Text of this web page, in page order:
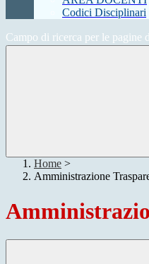
Codici Disciplinari
Campo di ricerca per le pagine
Home >
Amministrazione